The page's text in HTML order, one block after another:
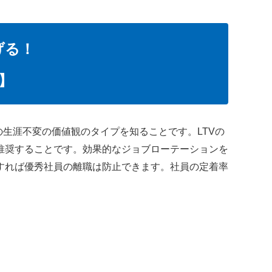
！
涯不変の価値観のタイプを知ることです。LTVの
することです。効果的なジョブローテーションを
ば優秀社員の離職は防止できます。社員の定着率